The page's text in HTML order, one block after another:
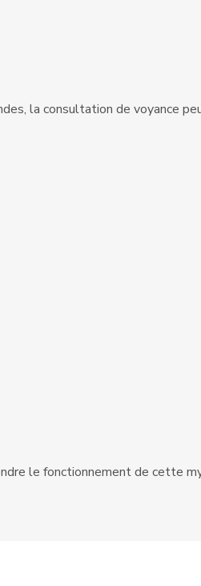
la consultation de voyance
le fonctionnement de cette